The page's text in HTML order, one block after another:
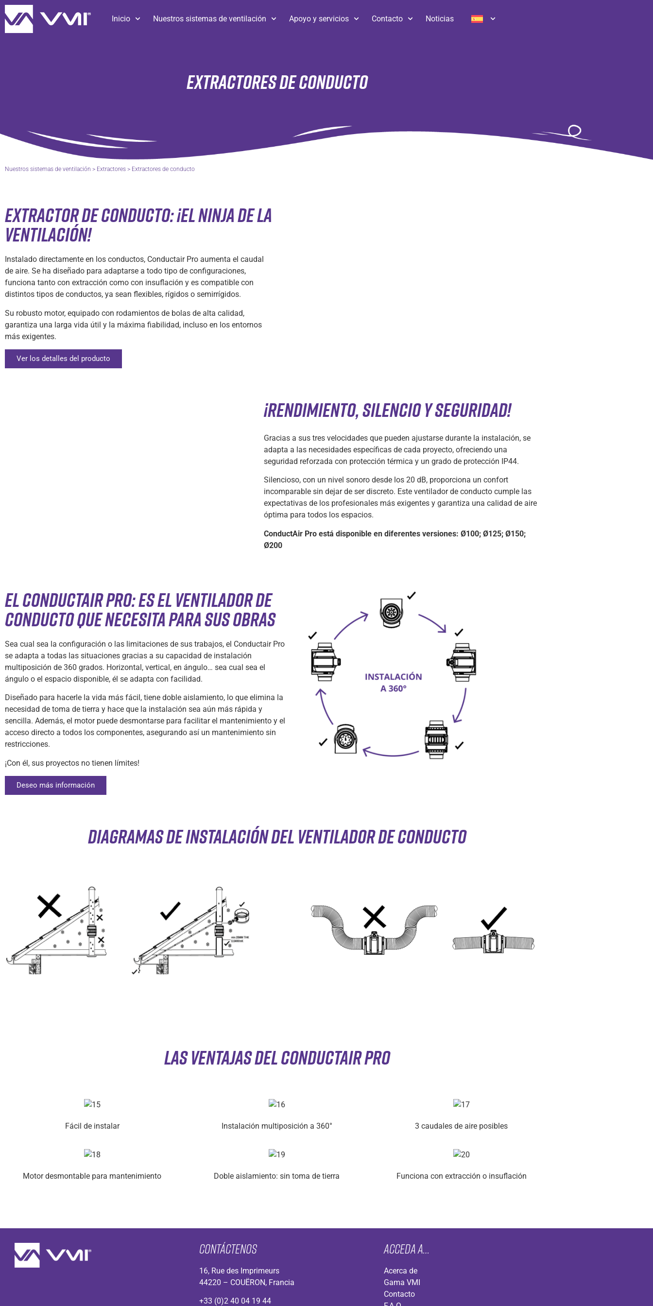
Inicio Nuestros sistemas de ventilación Apoyo y servicios Contacto Noticias
EXTRACTORES DE CONDUCTO
Nuestros sistemas de ventilación > Extractores > Extractores de conducto
EXTRACTOR DE CONDUCTO: ¡EL NINJA DE LA
VENTILACIÓN!
Instalado directamente en los conductos, Conductair Pro aumenta el caudal
de aire. Se ha diseñado para adaptarse a todo tipo de configuraciones,
funciona tanto con extracción como con insuflación y es compatible con
distintos tipos de conductos, ya sean flexibles, rígidos o semirrígidos.
Su robusto motor, equipado con rodamientos de bolas de alta calidad,
garantiza una larga vida útil y la máxima fiabilidad, incluso en los entornos
más exigentes.
Ver los detalles del producto
¡RENDIMIENTO, SILENCIO Y SEGURIDAD!
Gracias a sus tres velocidades que pueden ajustarse durante la instalación, se
adapta a las necesidades específicas de cada proyecto, ofreciendo una
seguridad reforzada con protección térmica y un grado de protección IP44.
Silencioso, con un nivel sonoro desde los 20 dB, proporciona un confort
incomparable sin dejar de ser discreto. Este ventilador de conducto cumple las
expectativas de los profesionales más exigentes y garantiza una calidad de aire
óptima para todos los espacios.
ConductAir Pro está disponible en diferentes versiones: Ø100; Ø125; Ø150;
Ø200
EL CONDUCTAIR PRO: ES EL VENTILADOR DE
CONDUCTO QUE NECESITA PARA SUS OBRAS
Sea cual sea la configuración o las limitaciones de sus trabajos, el Conductair Pro
se adapta a todas las situaciones gracias a su capacidad de instalación
multiposición de 360 grados. Horizontal, vertical, en ángulo… sea cual sea el
ángulo o el espacio disponible, él se adapta con facilidad.
Diseñado para hacerle la vida más fácil, tiene doble aislamiento, lo que elimina la
necesidad de toma de tierra y hace que la instalación sea aún más rápida y
sencilla. Además, el motor puede desmontarse para facilitar el mantenimiento y el
acceso directo a todos los componentes, asegurando así un mantenimiento sin
restricciones.
¡Con él, sus proyectos no tienen límites!
Deseo más información
DIAGRAMAS DE INSTALACIÓN DEL VENTILADOR DE CONDUCTO
LAS VENTAJAS DEL CONDUCTAIR PRO
Fácil de instalar Instalación multiposición a 360° 3 caudales de aire posibles
Motor desmontable para mantenimiento Doble aislamiento: sin toma de tierra Funciona con extracción o insuflación
Contáctenos
16, Rue des Imprimeurs
44220 – COUËRON, Francia
+33 (0)2 40 04 19 44
Acceda a…
Acerca de
Gama VMI
Contacto